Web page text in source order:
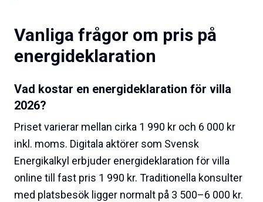
Vanliga frågor om pris på
energideklaration
Vad kostar en energideklaration för villa
2026?
Priset varierar mellan cirka 1 990 kr och 6 000 kr
inkl. moms. Digitala aktörer som Svensk
Energikalkyl erbjuder energideklaration för villa
online till fast pris 1 990 kr. Traditionella konsulter
med platsbesök ligger normalt på 3 500–6 000 kr.